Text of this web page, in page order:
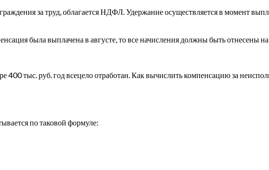
за труд, облагается НДФЛ. Удержание осуществляется в момент
была выплачена в августе, то все начисления должны быть отнесены
400 тыс. руб. год всецело отработан. Как вычислить компенсацию за
по таковой формуле: